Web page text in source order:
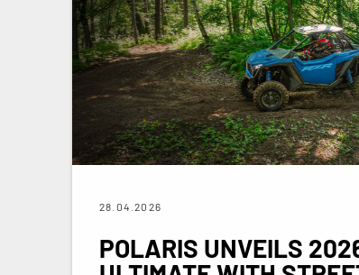
28.04.2026
POLARIS UNVEILS